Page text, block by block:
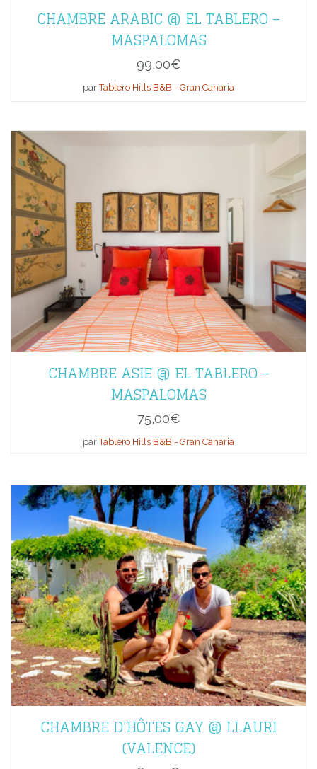
CHAMBRE ARABIC @ EL TABLERO –
MASPALOMAS
99,00€
parTablero Hills B&B - Gran Canaria
CHAMBRE ASIE @ EL TABLERO –
MASPALOMAS
75,00€
parTablero Hills B&B - Gran Canaria
CHAMBRE D’HÔTES GAY @ LLAURI
(VALENCE)